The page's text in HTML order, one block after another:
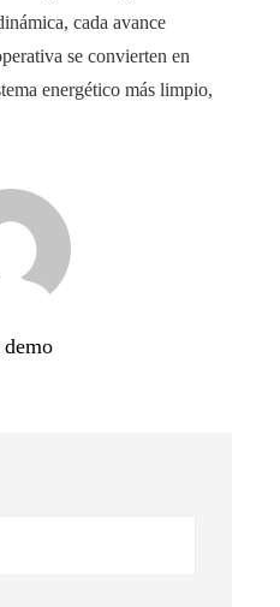
cada avance
se convierten en
energético más limpio,